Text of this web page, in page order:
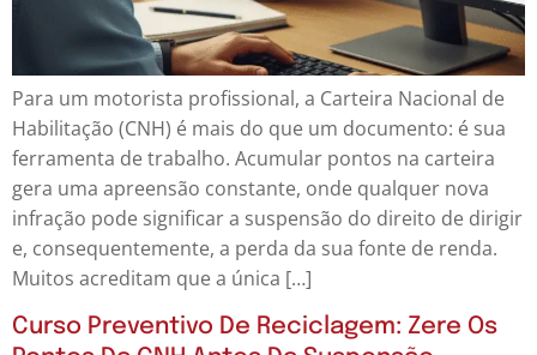
Para um motorista profissional, a Carteira Nacional de
Habilitação (CNH) é mais do que um documento: é sua
ferramenta de trabalho. Acumular pontos na carteira
gera uma apreensão constante, onde qualquer nova
infração pode significar a suspensão do direito de dirigir
e, consequentemente, a perda da sua fonte de renda.
Muitos acreditam que a única […]
Curso Preventivo De Reciclagem: Zere Os